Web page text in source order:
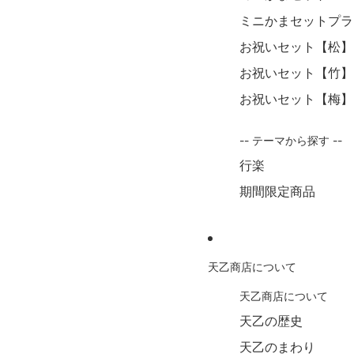
ミニかまセットプ
お祝いセット【松】
お祝いセット【竹】
お祝いセット【梅】
-- テーマから探す --
行楽
期間限定商品
天乙商店について
天乙商店について
天乙の歴史
天乙のまわり